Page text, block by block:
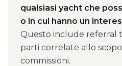
qualsiasi yacht che
o in cui hanno un
Questo include referral
parti correlate allo
commissioni.